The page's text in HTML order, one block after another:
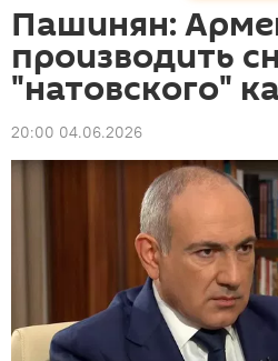
Пашинян:
производить
"натовского"
20:00 04.06.2026